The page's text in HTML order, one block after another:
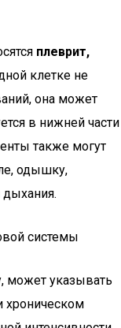
плеврит,
клетке не
она может
в нижней части
также могут
одышку,
системы
может указывать
хроническом